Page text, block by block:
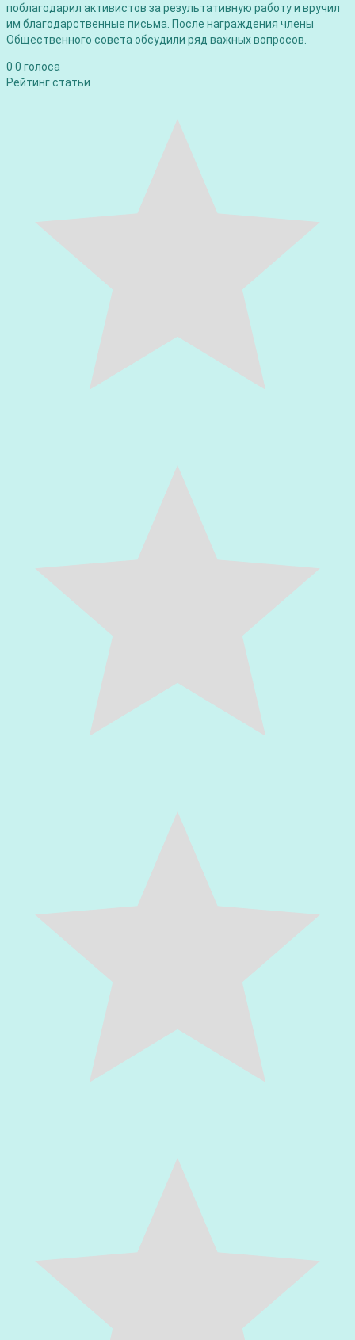
поблагодарил активистов за результативную работу и вручил
им благодарственные письма. После награждения члены
Общественного совета обсудили ряд важных вопросов.
0 0 голоса
Рейтинг статьи